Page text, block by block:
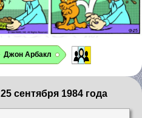
Джон Арбакл
сентября 1984 года